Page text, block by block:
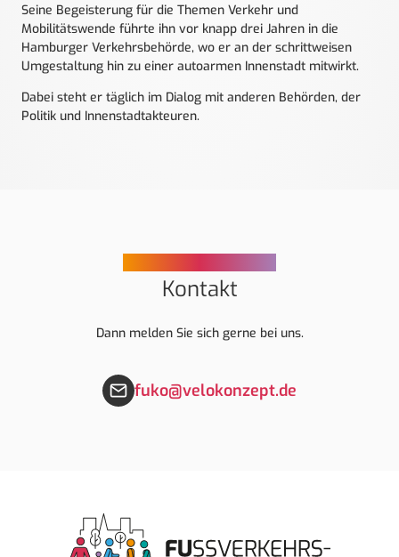
Seine Begeisterung für die Themen Verkehr und
Mobilitätswende führte ihn vor knapp drei Jahren in die
Hamburger Verkehrsbehörde, wo er an der schrittweisen
Umgestaltung hin zu einer autoarmen Innenstadt mitwirkt.
Dabei steht er täglich im Dialog mit anderen Behörden, der
Politik und Innenstadtakteuren.
Kontakt
Dann melden Sie sich gerne bei uns.
fuko@velokonzept.de